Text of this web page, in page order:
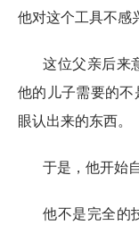
他对这个工具不感
这位父亲后来
他的儿子需要的
眼认出来的东西。
于是，他开始
他不是完全的